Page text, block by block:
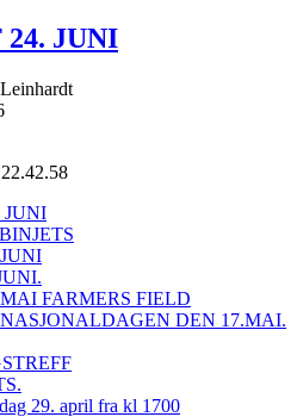
24. JUNI
JUNI
FARMERS FIELD
DEN 17.MAI.
29. april fra kl 1700